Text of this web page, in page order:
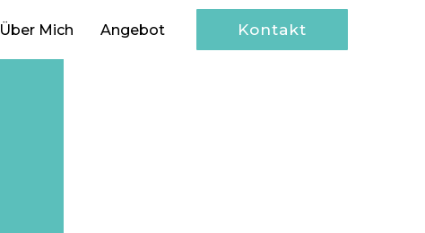
Über Mich Angebot Kontakt